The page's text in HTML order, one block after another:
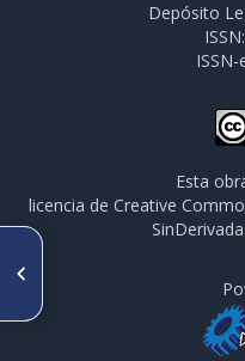
pubiflora Benth. (Fabaceae,
Caesalpinioideae) en los
llanos centrales
Depósito
Esta
licencia de Creative